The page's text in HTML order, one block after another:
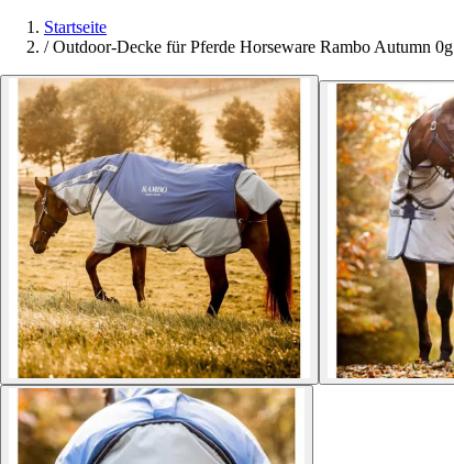
Startseite
/ Outdoor-Decke für Pferde Horseware Rambo Autumn 0g